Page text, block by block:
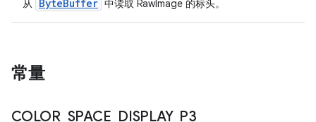
从 ByteBuffer 中读取 RawImage 的标头。
常量
COLOR_ SPACE DISPLAY_ P3